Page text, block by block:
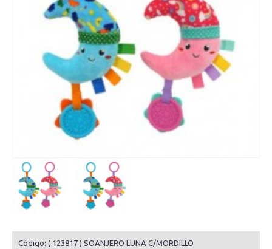
Código: ( 123817 ) SOANJERO LUNA C/MORDILLO